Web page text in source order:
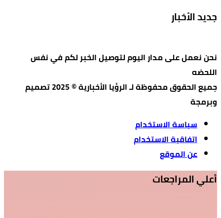
جديد الأخبار
نحن نعمل على مدار اليوم لتوصيل الخبر لكم في نفس
اللحضه
جميع الحقوق محفوظة لـ الرؤيا الأخبارية © 2025 تصميم
وبرمجة
سياسة الاستخدام
اتفاقية الاستخدام
عن الموقع
أعلي المراجعات